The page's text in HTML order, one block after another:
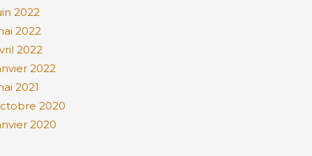
2022
2022
2022
2022
2021
2020
2020